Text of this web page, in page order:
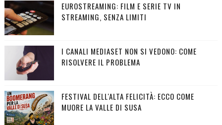
EUROSTREAMING: FILM E SERIE TV IN
STREAMING, SENZA LIMITI
I CANALI MEDIASET NON SI VEDONO: COME
RISOLVERE IL PROBLEMA
FESTIVAL DELL'ALTA FELICITÀ: ECCO COME
MUORE LA VALLE DI SUSA